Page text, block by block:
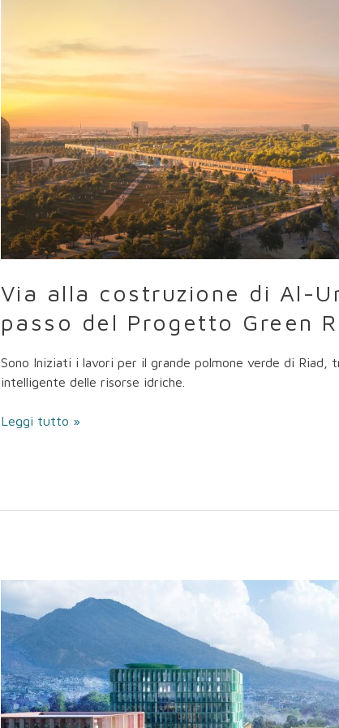
Via alla costruzione di Al-
passo del Progetto Green
Sono Iniziati i lavori per il grande polmone verde di Riad,
intelligente delle risorse idriche.
Urubah
primo
passo
del
Progetto
Green
Riyadh
Leggi tutto »
Nuovo
Polo
Pediatrico
Santobono
Pausilipon
di